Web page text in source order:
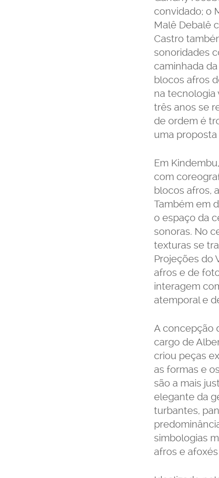
convidado; o
Malê Debalê
Castro
sonoridades
caminhada
blocos afros
na tecnologia
três anos se
de ordem é
uma
Em
com
blocos afros,
Também em
o espaço da
sonoras. No
texturas se
Projeções do
afros e de
interagem
atemporal e
A concepção
cargo de
criou peças
as formas e
são a mais
elegante da
turbantes,
simbologias
afros e